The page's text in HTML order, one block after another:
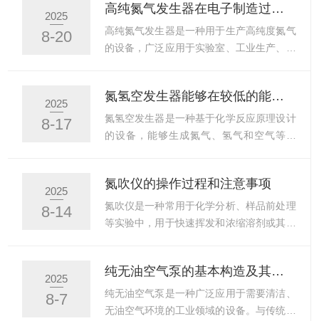
景。零排放使用氢气和空气的过程中，副产
品通常是水蒸气。因此，氢空一体机在运行
过程中几乎不会产生有害气体或污染物，具
功能是通过产生压力差，将空气从一个地方
输送到另一个地方，从而实现气体流动。基
本工作原理与普通空气泵相似，通常是通过
速，实现空气的输送。低噪音空气泵的优
势：1.适用于噪音敏感环境在医院、实验
室、办公室等对噪音要求较高的环境中，应
2025
8-20
高纯氮气发生器在电子制造过程中的作用
高纯氮气发生器是一种用于生产高纯度氮气
的设备，广泛应用于实验室、工业生产、气
中具有至关重要的作用。通过高效的分离技
术将氮气从空气中提取出来，经过净化和精
密处理，得到符合特定纯度要求的氮气。高
力（通常为7-8bar）。2.分子筛吸附：压缩
后的空气通过分子筛塔，利用分子筛材料对
氧气和水蒸气等杂质的吸附特性，将氧气、
2025
8-17
氮氢空发生器能够在较低的能耗下提供高质量的气体
氮氢空发生器是一种基于化学反应原理设计
的设备，能够生成氮气、氢气和空气等气
理，提供高质量、高纯度的氮气和氢气供各
类设备和实验使用。氮氢空发生器的主要组
成部分：1.压缩机负责将空气压缩至较高的
时间的工作过程中保持较低的能耗。2.空气
净化系统空气净化系统用于去除空气中的水
分、油分和杂质，确保压缩空气的干净程
2025
8-14
氮吹仪的操作过程和注意事项
氮吹仪是一种常用于化学分析、样品前处理
等实验中，用于快速挥发和浓缩溶剂或其他
品。下面是氮吹仪的操作过程和一些注意事
项：操作过程准备工作设备检查：首先，确
保氮吹仪的气体瓶充足，气压正常，且氮气
2025
8-7
纯无油空气泵的基本构造及其作用
纯无油空气泵是一种广泛应用于需要清洁、
无油空气环境的工业领域的设备。与传统的